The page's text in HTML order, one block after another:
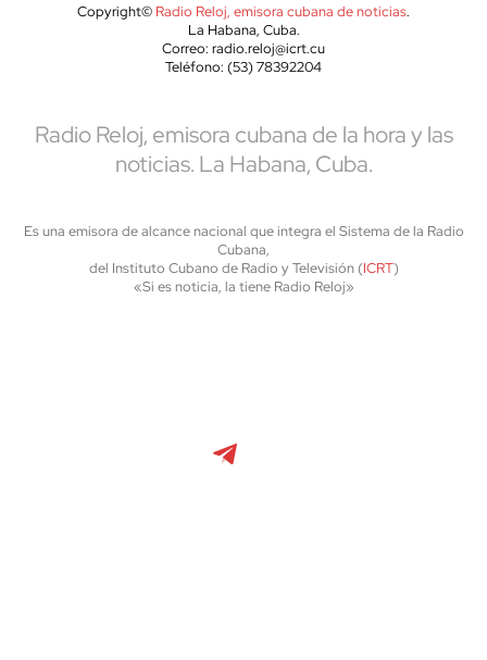
Copyright© Radio Reloj, emisora cubana de noticias.
La Habana, Cuba.
Correo: radio.reloj@icrt.cu
Teléfono: (53) 78392204
Radio Reloj, emisora cubana de la hora y las
noticias. La Habana, Cuba.
Es una emisora de alcance nacional que integra el Sistema de la Radio
Cubana,
del Instituto Cubano de Radio y Televisión (ICRT)
«Si es noticia, la tiene Radio Reloj»